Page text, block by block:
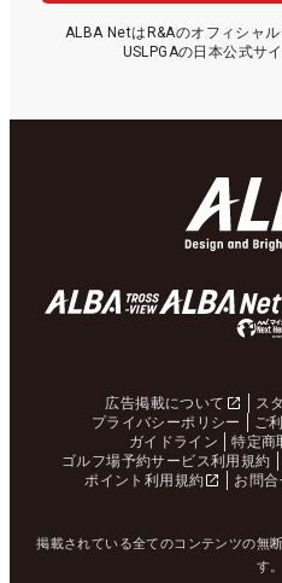
ALBA NetはR&Aのオフィシャ
USLPGAの日本公式サ
広告掲載について ス
プライバシーポリシー
ご
ガイドライン
特定商
ゴルフ場予約サービス利用規約
ポイント利用規約
お問合
掲載されている全てのコンテンツの無
す。